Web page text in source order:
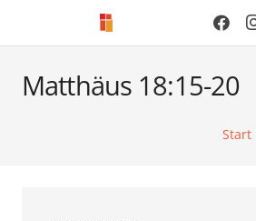
Matthäus 18:15-20
Start